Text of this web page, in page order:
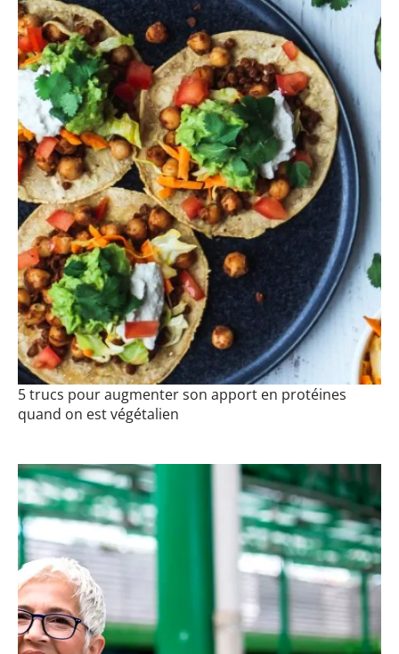
5 trucs pour augmenter son apport en protéines
quand on est végétalien